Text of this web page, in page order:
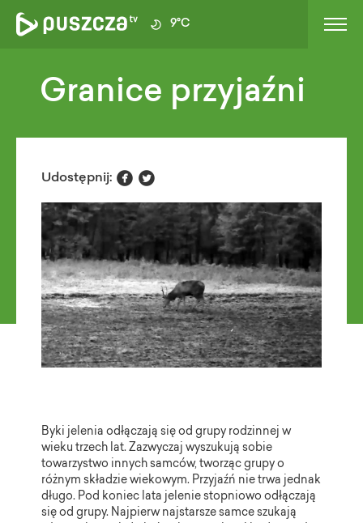
9°C
Granice przyjaźni
Udostępnij:  
Byki jelenia odłączają się od grupy rodzinnej w
wieku trzech lat. Zazwyczaj wyszukują sobie
towarzystwo innych samców, tworząc grupy o
różnym składzie wiekowym. Przyjaźń nie trwa jednak
długo. Pod koniec lata jelenie stopniowo odłączają
się od grupy. Najpierw najstarsze samce szukają